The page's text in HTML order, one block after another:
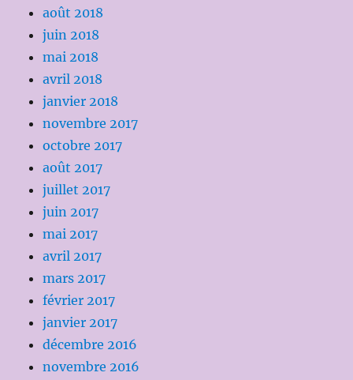
août 2018
juin 2018
mai 2018
avril 2018
janvier 2018
novembre 2017
octobre 2017
août 2017
juillet 2017
juin 2017
mai 2017
avril 2017
mars 2017
février 2017
janvier 2017
décembre 2016
novembre 2016